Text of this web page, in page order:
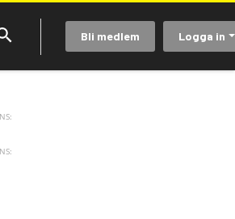
Bli medlem Logga in